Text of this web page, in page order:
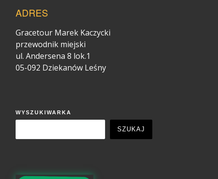
ADRES
Gracetour Marek Kaczycki
przewodnik miejski
ul. Andersena 8 lok.1
05-092 Dziekanów Leśny
WYSZUKIWARKA
SZUKAJ